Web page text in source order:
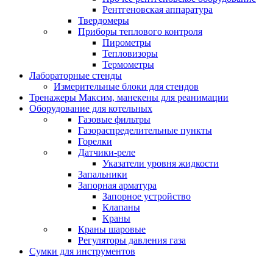
Рентгеновская аппаратура
Твердомеры
Приборы теплового контроля
Пирометры
Тепловизоры
Термометры
Лабораторные стенды
Измерительные блоки для стендов
Тренажеры Максим, манекены для реанимации
Оборудование для котельных
Газовые фильтры
Газораспределительные пункты
Горелки
Датчики-реле
Указатели уровня жидкости
Запальники
Запорная арматура
Запорное устройство
Клапаны
Краны
Краны шаровые
Регуляторы давления газа
Сумки для инструментов